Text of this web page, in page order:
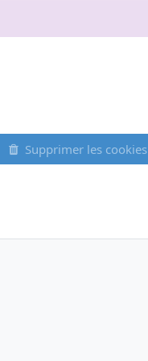
Supprimer les cookies